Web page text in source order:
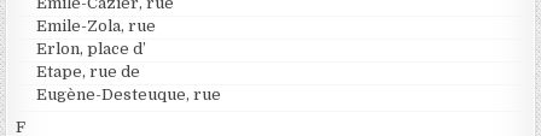
Emile-Zola, rue
Erlon, place d’
Etape, rue de
Eugène-Desteuque, rue
F